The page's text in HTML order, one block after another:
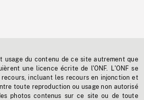
usage du contenu de ce site autrement que
une licence écrite de l'ONF. L'ONF se
incluant les recours en injonction et
toute reproduction ou usage non autorisé
photos contenus sur ce site ou de toute